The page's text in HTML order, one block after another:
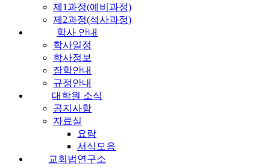
제1과정(예비과정)
제2과정(석사과정)
학사 안내
학사일정
학사정보
장학안내
규정안내
대학원 소식
공지사항
자료실
요람
서식모음
교회법연구소